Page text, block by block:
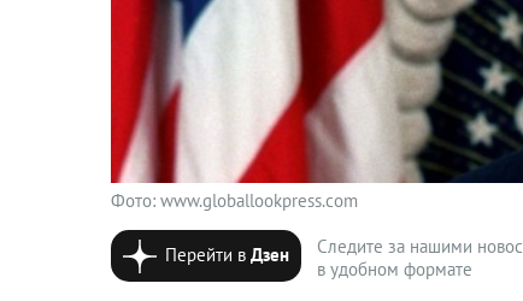
Фото: www.globallookpress.com
Перейти вДзен
Следите за нашими
в удобном формате